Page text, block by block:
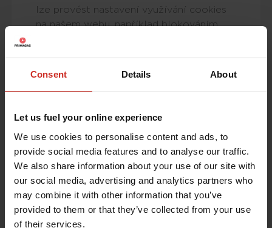
Consent Details About
Let us fuel your online experience
We use cookies to personalise content and ads, to
provide social media features and to analyse our traffic.
We also share information about your use of our site with
our social media, advertising and analytics partners who
may combine it with other information that you’ve
provided to them or that they’ve collected from your use
of their services.
lze provést nastavení využívání cookies
na našem webu, například blokováním
Děláme vše proto, abychom vámi svěřené
údaje zabezpečili proti manipulaci, ztrátě,
zničení či zásahu nepovolaných osob.
Na požádání jsme schopni odeslat informace
o tom, jaké údaje o vás na našem webu
zaznamenáváme. V případě navštívení našich
stránek, zaznamenáváme standardním